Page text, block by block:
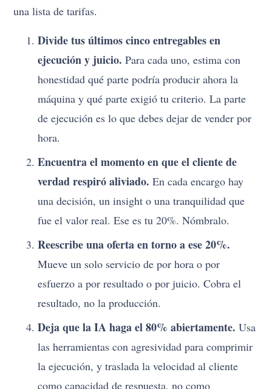
una lista de tarifas.
Divide tus últimos cinco entregables en
ejecución y juicio. Para cada uno, estima con
honestidad qué parte podría producir ahora la
máquina y qué parte exigió tu criterio. La parte
de ejecución es lo que debes dejar de vender por
hora.
Encuentra el momento en que el cliente de
verdad respiró aliviado. En cada encargo hay
una decisión, un insight o una tranquilidad que
fue el valor real. Ese es tu 20%. Nómbralo.
Reescribe una oferta en torno a ese 20%.
Mueve un solo servicio de por hora o por
esfuerzo a por resultado o por juicio. Cobra el
resultado, no la producción.
Deja que la IA haga el 80% abiertamente. Usa
las herramientas con agresividad para comprimir
la ejecución, y traslada la velocidad al cliente
como capacidad de respuesta, no como